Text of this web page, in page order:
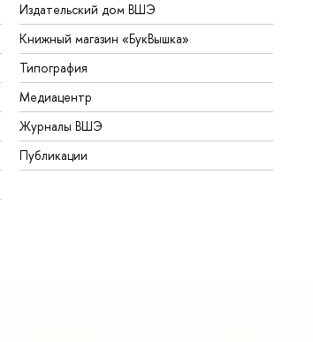
Издательский дом ВШЭ
Книжный магазин «БукВышка»
Типография
Медиацентр
Журналы ВШЭ
Публикации